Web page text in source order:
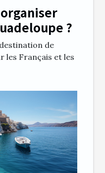
?
de
les Français et les